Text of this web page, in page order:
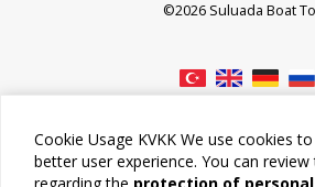
Cookie Usage KVKK We use cookies
better user experience. You can
©2026 Suluada Boat